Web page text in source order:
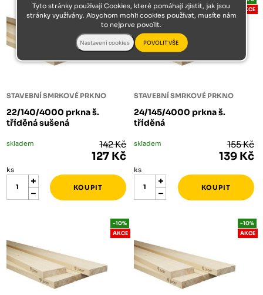
STAVEBNÍ SMRKOVÉ PRKNO
22/140/4000 prkna š.
tříděná sušená
AKCE
skladem 142 Kč
127 Kč
ks
STAVEBNÍ SMRKOVÉ PRKNO
24/145/4000 prkna š.
tříděná
AKCE
skladem 155 Kč
139 Kč
ks
-10%
AKCE
-10%
AKCE
Tyto stránky používají Cookies, které pomáhají zjistit, jak jsou
stránky využívány. Abychom mohli cookies používat, musíte nám
to nejprve povolit.